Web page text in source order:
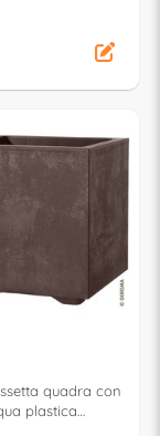
quadra con
plastica